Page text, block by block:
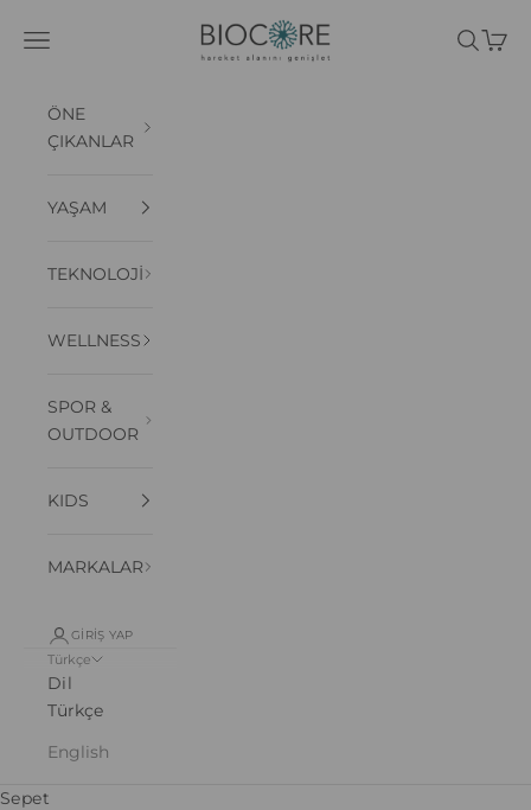
BIOCORE
Menü Ara Sepet
ÖNE
ÇIKANLAR
YAŞAM
TEKNOLOJİ
WELLNESS
SPOR &
OUTDOOR
KIDS
MARKALAR
GIRIŞ YAP
Türkçe
Dil
Türkçe
English
Sepet